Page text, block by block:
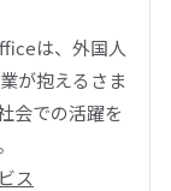
は、外国人
が抱えるさま
会での活躍を
ス